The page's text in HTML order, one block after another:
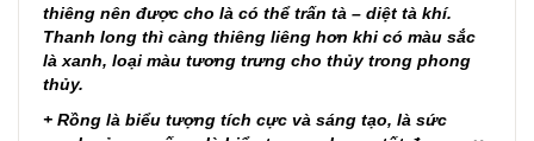
thiêng nên được cho là có thể trấn tà – diệt tà khí.
Thanh long thì càng thiêng liêng hơn khi có màu sắc
là xanh, loại màu tương trưng cho thủy trong phong
thủy.
+ Rồng là biểu tượng tích cực và sáng tạo, là sức